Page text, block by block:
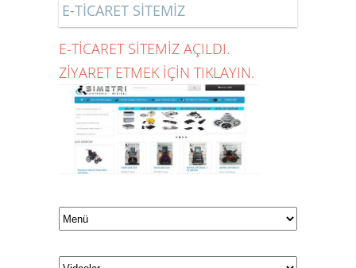
E-TİCARET SİTEMİZ
E-TİCARET SİTEMİZ AÇILDI.
ZİYARET ETMEK İÇİN TIKLAYIN.